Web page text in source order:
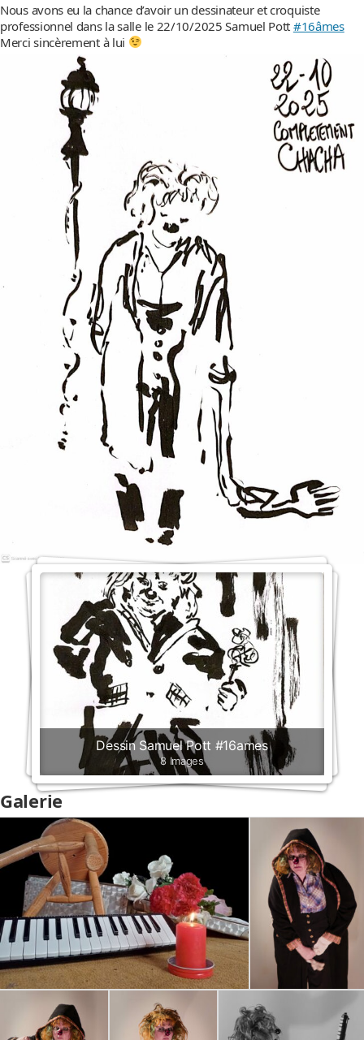
Nous avons eu la chance d’avoir un dessinateur et croquiste
professionnel dans la salle le 22/10/2025 Samuel Pott #16âmes
Merci sincèrement à lui
Dessin Samuel Pott #16ames
8 Images
Galerie